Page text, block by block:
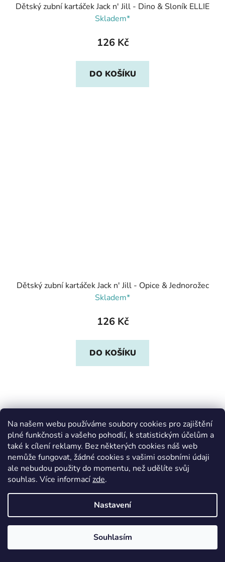
Na našem webu používáme soubory cookies pro zajištění
plné funkčnosti a vašeho pohodlí, k statistickým účelům a
také k cílení reklamy. Bez některých cookies náš web
nemůže fungovat, žádné cookies s vašimi osobními údaji
ale nebudou použity do momentu, než udělíte svůj
souhlas. Více informacízde.
Nastavení
Souhlasím
Dětský zubní kartáček Jack n' Jill - Dino & Sloník ELLIE
Skladem*
126 Kč
DO KOŠÍKU
Dětský zubní kartáček Jack n' Jill - Opice & Jednorožec
Skladem*
126 Kč
DO KOŠÍKU